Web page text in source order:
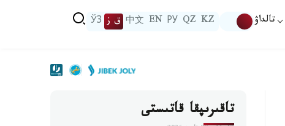
تالداۋ KZ
QZ
РУ
EN
中文 ق ز ЎЗ
تاقىرىپقا قاتىستى